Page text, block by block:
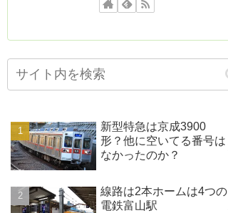
新型特急は京成3900
形？他に空いてる番号は
なかったのか？
線路は2本ホームは4つの
電鉄富山駅